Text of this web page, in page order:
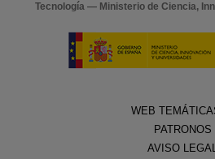
Tecnología — Ministerio de Ciencia,
WEB
PATRONOS
AVISO